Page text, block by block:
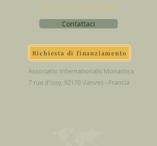
Cielo sulla terra
Contattaci
Richiesta di finanziamento
Associatio Internationalis Monastica
7 rue d'Issy, 92170 Vanves - Francia